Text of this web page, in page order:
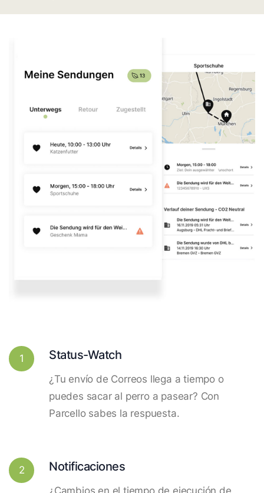
1 Status-Watch
¿Tu envío de Correos llega a tiempo o
puedes sacar al perro a pasear? Con
Parcello sabes la respuesta.
2 Notificaciones
¿Cambios en el tiempo de ejecución de